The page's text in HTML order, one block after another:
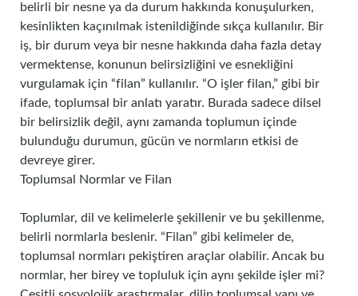
belirli bir nesne ya da durum hakkında konuşulurken,
kesinlikten kaçınılmak istenildiğinde sıkça kullanılır. Bir
iş, bir durum veya bir nesne hakkında daha fazla detay
vermektense, konunun belirsizliğini ve esnekliğini
vurgulamak için “filan” kullanılır. “O işler filan,” gibi bir
ifade, toplumsal bir anlatı yaratır. Burada sadece dilsel
bir belirsizlik değil, aynı zamanda toplumun içinde
bulunduğu durumun, gücün ve normların etkisi de
devreye girer.
Toplumsal Normlar ve Filan
Toplumlar, dil ve kelimelerle şekillenir ve bu şekillenme,
belirli normlarla beslenir. “Filan” gibi kelimeler de,
toplumsal normları pekiştiren araçlar olabilir. Ancak bu
normlar, her birey ve topluluk için aynı şekilde işler mi?